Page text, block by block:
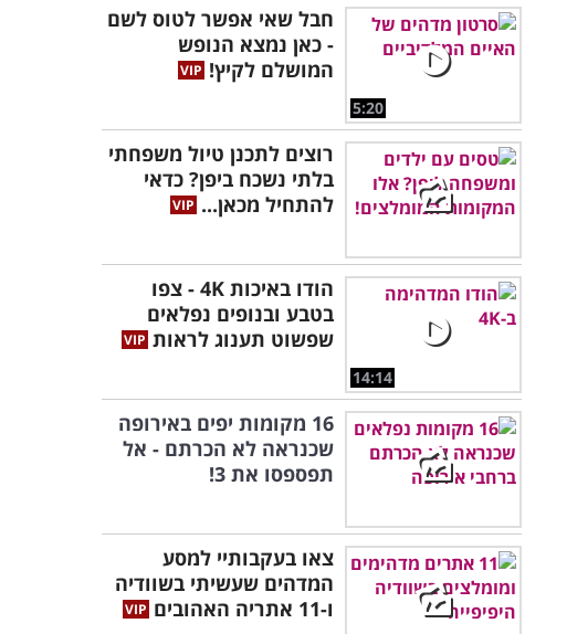
5:20
חבל שאי אפשר לטוס לשם
- כאן נמצא הנופש
המושלם לקיץ!
רוצים לתכנן טיול משפחתי
בלתי נשכח ביפן? כדאי
להתחיל מכאן...
14:14
הודו באיכות 4K - צפו
בטבע ובנופים נפלאים
שפשוט תענוג לראות
16 מקומות יפים באירופה
שכנראה לא הכרתם - אל
תפספסו את 3!
צאו בעקבותיי למסע
המדהים שעשיתי בשוודיה
ו-11 אתריה האהובים